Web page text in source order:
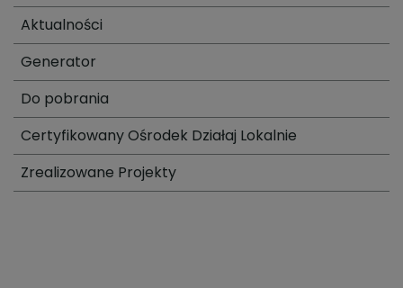
Aktualności
Generator
Do pobrania
Certyfikowany Ośrodek Działaj Lokalnie
Zrealizowane Projekty